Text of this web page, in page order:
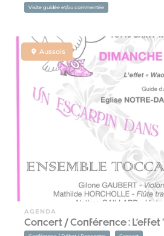
Visite guidée et/ou commentée
Aussois
AGENDA
Concert / Conférence : L’effet